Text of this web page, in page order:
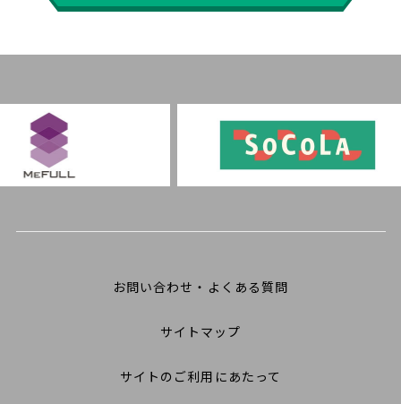
お問い合わせ・よくある質問
サイトマップ
サイトのご利用にあたって